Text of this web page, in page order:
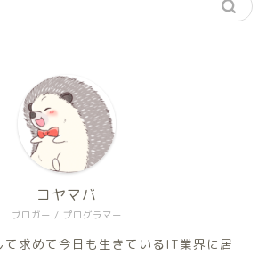
ブロガー / プログラマー
コヤマバ
て求めて今日も生きているIT業界に居